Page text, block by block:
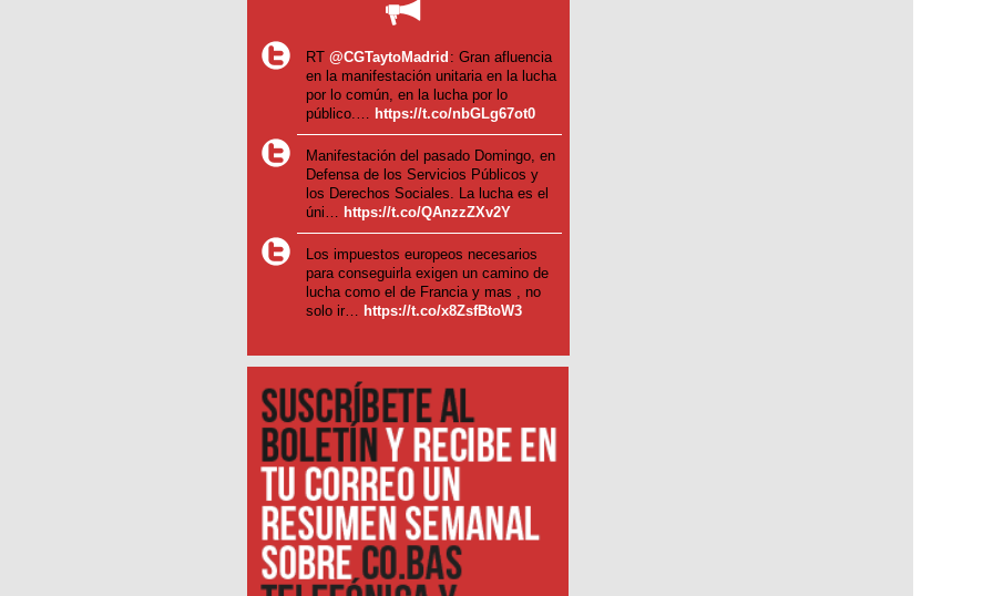
RT@CGTaytoMadrid : Gran afluencia
en la manifestación unitaria en la lucha
por lo común, en la lucha por lo
público.… https://t.co/nbGLg67ot0
Manifestación del pasado Domingo, en
Defensa de los Servicios Públicos y
los Derechos Sociales. La lucha es el
úni… https://t.co/QAnzzZXv2Y
Los impuestos europeos necesarios
para conseguirla exigen un camino de
lucha como el de Francia y mas , no
solo ir… https://t.co/x8ZsfBtoW3